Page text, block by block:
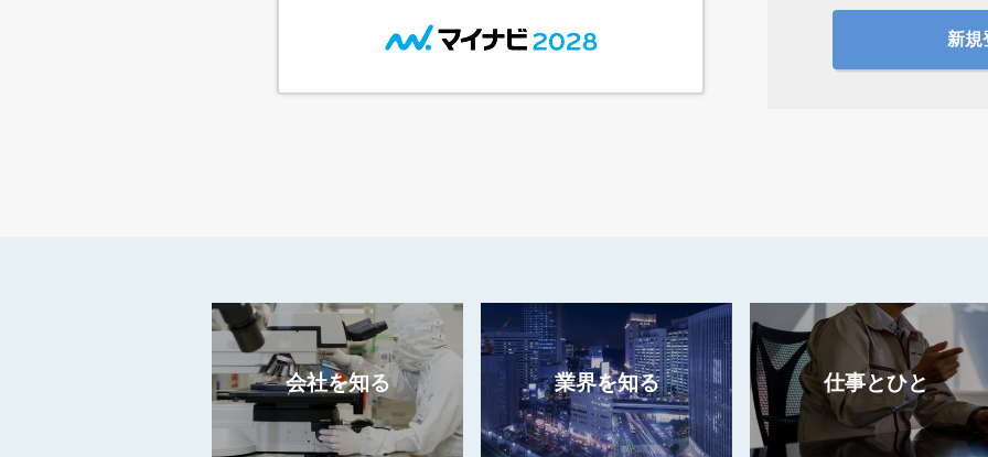
新規
会社を知る 業界を知る 仕事とひと